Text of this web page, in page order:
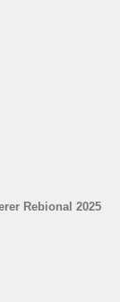
Rebional 2025